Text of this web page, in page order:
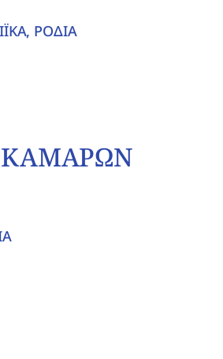
ΡΟΔΙΑ
ΚΑΜΑΡΩΝ